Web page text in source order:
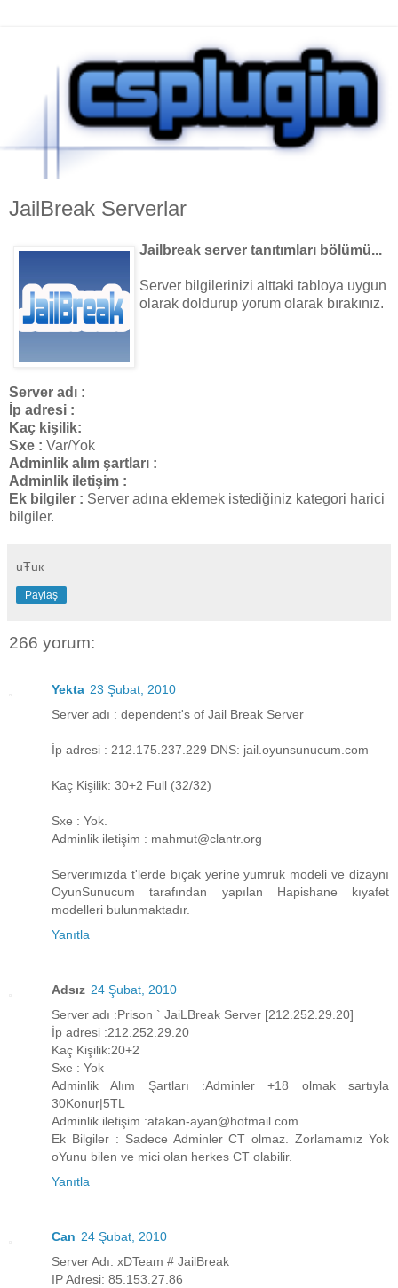
JailBreak Serverlar
Jailbreak server tanıtımları bölümü...
Server bilgilerinizi alttaki tabloya uygun
olarak doldurup yorum olarak bırakınız.
Server adı :
İp adresi :
Kaç kişilik:
Sxe : Var/Yok
Adminlik alım şartları :
Adminlik iletişim :
Ek bilgiler : Server adına eklemek istediğiniz kategori harici
bilgiler.
uŦuк
Paylaş
266 yorum:
Yekta 23 Şubat, 2010
Server adı : dependent's of Jail Break Server
İp adresi : 212.175.237.229 DNS: jail.oyunsunucum.com
Kaç Kişilik: 30+2 Full (32/32)
Sxe : Yok.
Adminlik iletişim : mahmut@clantr.org
Serverımızda t'lerde bıçak yerine yumruk modeli ve dizaynı
OyunSunucum tarafından yapılan Hapishane kıyafet
modelleri bulunmaktadır.
Yanıtla
Adsız 24 Şubat, 2010
Server adı :Prison ` JaiLBreak Server [212.252.29.20]
İp adresi :212.252.29.20
Kaç Kişilik:20+2
Sxe : Yok
Adminlik Alım Şartları :Adminler +18 olmak sartıyla
30Konur|5TL
Adminlik iletişim :atakan-ayan@hotmail.com
Ek Bilgiler : Sadece Adminler CT olmaz. Zorlamamız Yok
oYunu bilen ve mici olan herkes CT olabilir.
Yanıtla
Can 24 Şubat, 2010
Server Adı: xDTeam # JailBreak
IP Adresi: 85.153.27.86